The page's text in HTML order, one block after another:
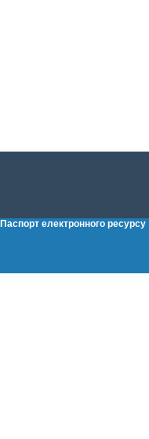
Паспорт електронного ресурсу